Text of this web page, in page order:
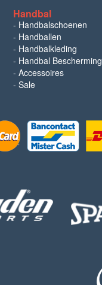
Handbal
- Handbalschoenen
- Handballen
- Handbalkleding
- Handbal Bescherming
- Accessoires
- Sale